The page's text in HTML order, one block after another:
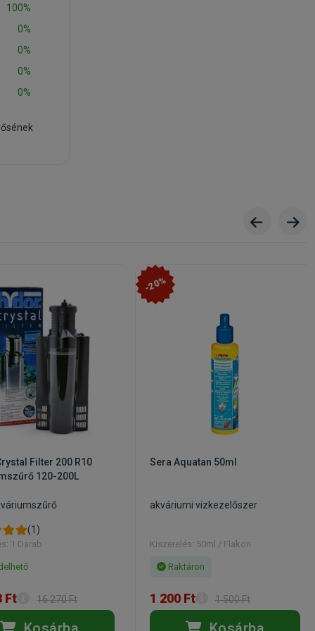
100%
0%
0%
0%
0%
Filter 200 R10
120-200L
(1)
1 Darab
Ft 16 270 Ft
-20%
Sera Aquatan 50ml
akváriumi vízkezelőszer
Kiszerelés: 50ml / Flakon
Raktáron
1 200 Ft 1 500 Ft